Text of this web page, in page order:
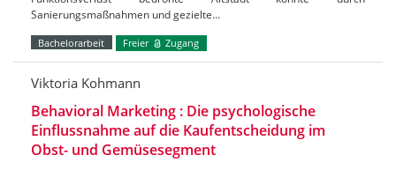
Sanierungsmaßnahmen und gezielte…
Bachelorarbeit Freier Zugang
Viktoria Kohmann
Behavioral Marketing : Die psychologische
Einflussnahme auf die Kaufentscheidung im
Obst- und Gemüsesegment